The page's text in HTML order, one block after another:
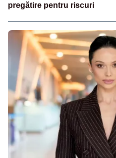
pregătire pentru riscuri